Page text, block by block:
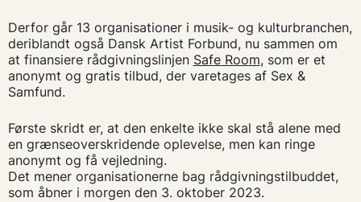
Derfor går 13 organisationer i musik- og kulturbranchen,
deriblandt også Dansk Artist Forbund, nu sammen om
at finansiere rådgivningslinjen Safe Room, som er et
anonymt og gratis tilbud, der varetages af Sex &
Samfund.
Første skridt er, at den enkelte ikke skal stå alene med
en grænseoverskridende oplevelse, men kan ringe
anonymt og få vejledning.
Det mener organisationerne bag rådgivningstilbuddet,
som åbner i morgen den 3. oktober 2023.